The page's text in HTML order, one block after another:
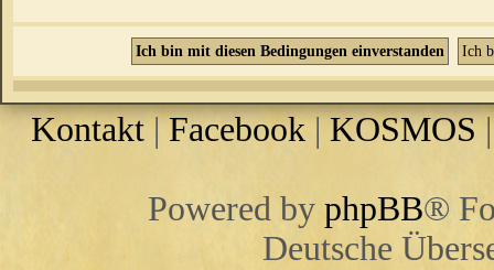
Kontakt |Facebook | KOSMOS
Powered by phpBB®
Deutsche